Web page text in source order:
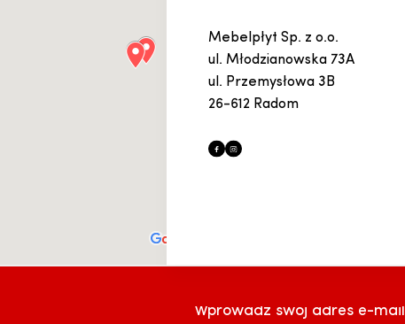
Mebelpłyt Sp. z o.o.
ul. Młodzianowska 73A
ul. Przemysłowa 3B
26-612 Radom
Wprowadź swój adres e-mail